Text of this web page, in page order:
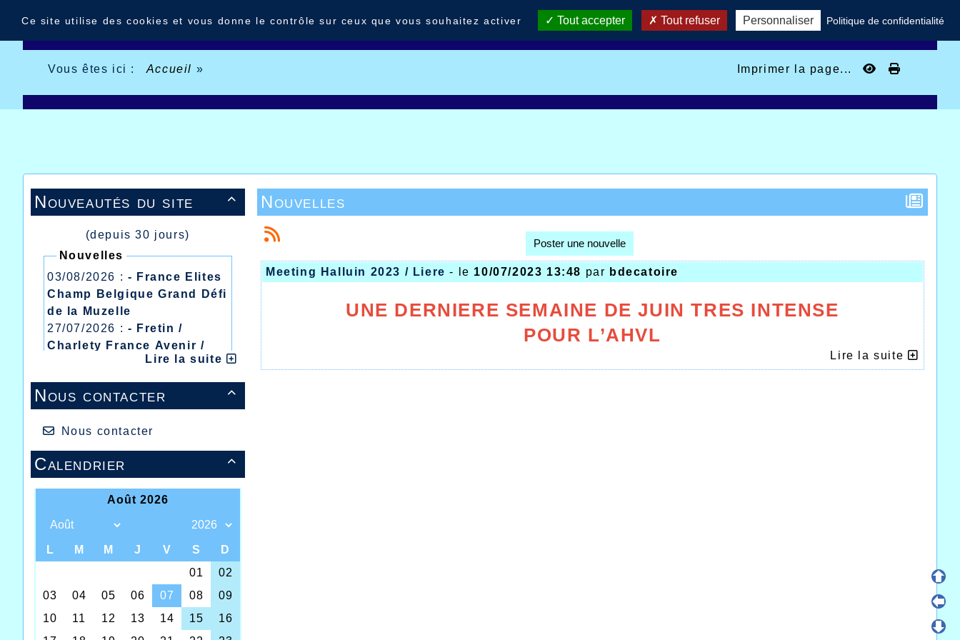
Vous êtes ici : Accueil » Imprimer la page...

Nouveautés du site
(depuis 30 jours)
Nouvelles
03/08/2026 : - France Elites
Champ Belgique Grand Défi
de la Muzelle
27/07/2026 : - Fretin /
Charlety France Avenir /
Heusden Zolder
20/07/2026 :- Courtrai /
Mont des Cats
Meeting Abeilles /
Régionaux /
Lire la suite

Nous contacter
Nous contacter

Calendrier
Nouvelles
Poster une nouvelle
Meeting Halluin 2023 / Liere - le 10/07/2023 13:48 par bdecatoire
UNE DERNIERE SEMAINE DE JUIN TRES INTENSE
POUR L’AHVL
Lire la suite
Ce site utilise des cookies et vous donne le contrôle sur ceux que vous souhaitez activer Tout accepter Tout refuser Personnaliser Politique de confidentialité